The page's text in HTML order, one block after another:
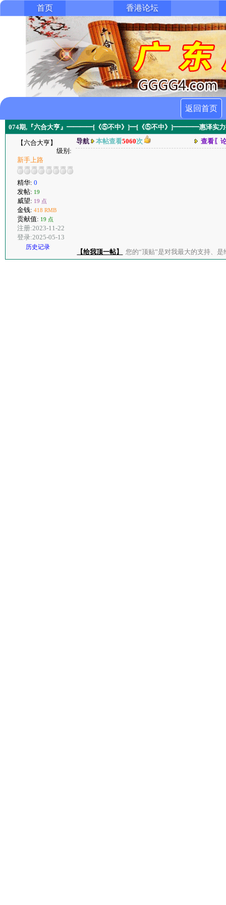
首页 香港论坛
返回首页
074期,『六合大亨』━━━━[《⑤不中》]━[《⑤不中》]━━━━惠泽实力
【六合大亨】
级别:
新手上路
精华: 0
发帖: 19
威望: 19 点
金钱: 418 RMB
贡献值: 19 点
注册:2023-11-22
登录:2025-05-13
历史记录
导航 本帖查看5060次 查看〖
【给我顶一帖】 您的“顶贴”是对我最大的支持、